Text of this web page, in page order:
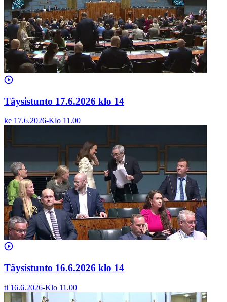
Täysistunto 17.6.2026 klo 14
ke 17.6.2026-Klo 11.00
Täysistunto 16.6.2026 klo 14
ti 16.6.2026-Klo 11.00